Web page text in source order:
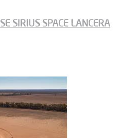
SIRIUS SPACE LANCERA